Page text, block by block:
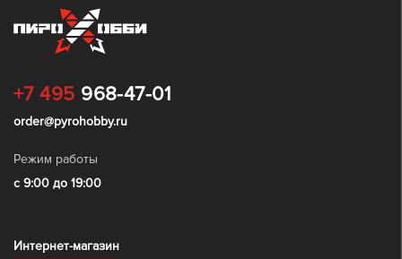
+7 495 968-47-01
order@pyrohobby.ru
Режим работы
с 9:00 до 19:00
Интернет-магазин